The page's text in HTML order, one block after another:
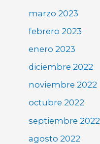
marzo 2023
febrero 2023
enero 2023
diciembre 2022
noviembre 2022
octubre 2022
septiembre 2022
agosto 2022